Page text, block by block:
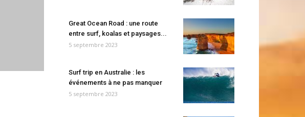
Great Ocean Road : une route
entre surf, koalas et paysages...
5 septembre 2023
Surf trip en Australie : les
événements à ne pas manquer
5 septembre 2023